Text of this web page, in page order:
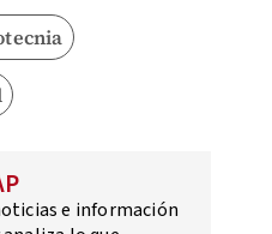
e información